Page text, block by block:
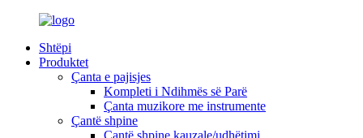
Shtëpi
Produktet
Çanta e pajisjes
Kompleti i Ndihmës së Parë
Çanta muzikore me instrumente
Çantë shpine
Çantë shpine kauzale/udhëtimi